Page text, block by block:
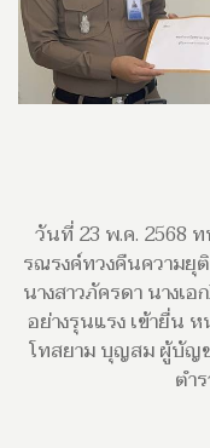
วันที่ 23 พ.ค. 2568
รณรงค์ทวงคืนความยุ
นางสาวภัครดา นางเอ
อย่างรุนแรง เข้ายื่น
โทสยาม บุญสม ผู้บัญ
ตำ